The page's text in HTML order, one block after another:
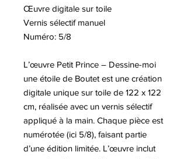
Œuvre digitale sur toile
Vernis sélectif manuel
Numéro: 5/8
L’œuvre Petit Prince – Dessine-moi
une étoile de Boutet est une création
digitale unique sur toile de 122 x 122
cm, réalisée avec un vernis sélectif
appliqué à la main. Chaque pièce est
numérotée (ici 5/8), faisant partie
d’une édition limitée. L’œuvre inclut